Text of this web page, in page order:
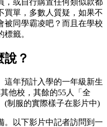
買單，多數人質疑，如果不
被同學霸凌吧？而且在學校
籤。
？
這年預計入學的一年級新生
他校，其餘的55人「全
(制服的實際樣子在影片中)
。以下影片中記者訪問到一